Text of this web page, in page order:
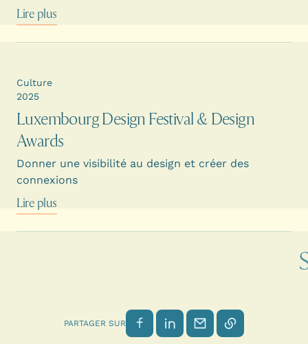
Lire plus
Luxembourg Design Festival & Design
Awards
Donner une visibilité au design et créer des
connexions
Culture
2025
Lire plus
PARTAGER SUR Partager sur Facebook
Partager sur LinkedIn
Envoyer par email
Copier le lien